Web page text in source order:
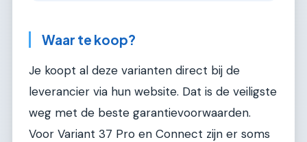
Waar te koop?
Je koopt al deze varianten direct bij de
leverancier via hun website. Dat is de veiligste
weg met de beste garantievoorwaarden.
Voor Variant 37 Pro en Connect zijn er soms